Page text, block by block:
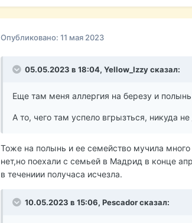
Опубликовано: 11 мая 2023
05.05.2023 в 18:04, Yellow_Izzyсказал:
Еще там меня аллергия на березу и
А то, чего там успело вгрызться, никуда не
Тоже на полынь и ее семейство мучила много
нет,но поехали с семьей в Мадрид в конце
в течениии получаса исчезла.
10.05.2023 в 15:06, Pescadorсказал: